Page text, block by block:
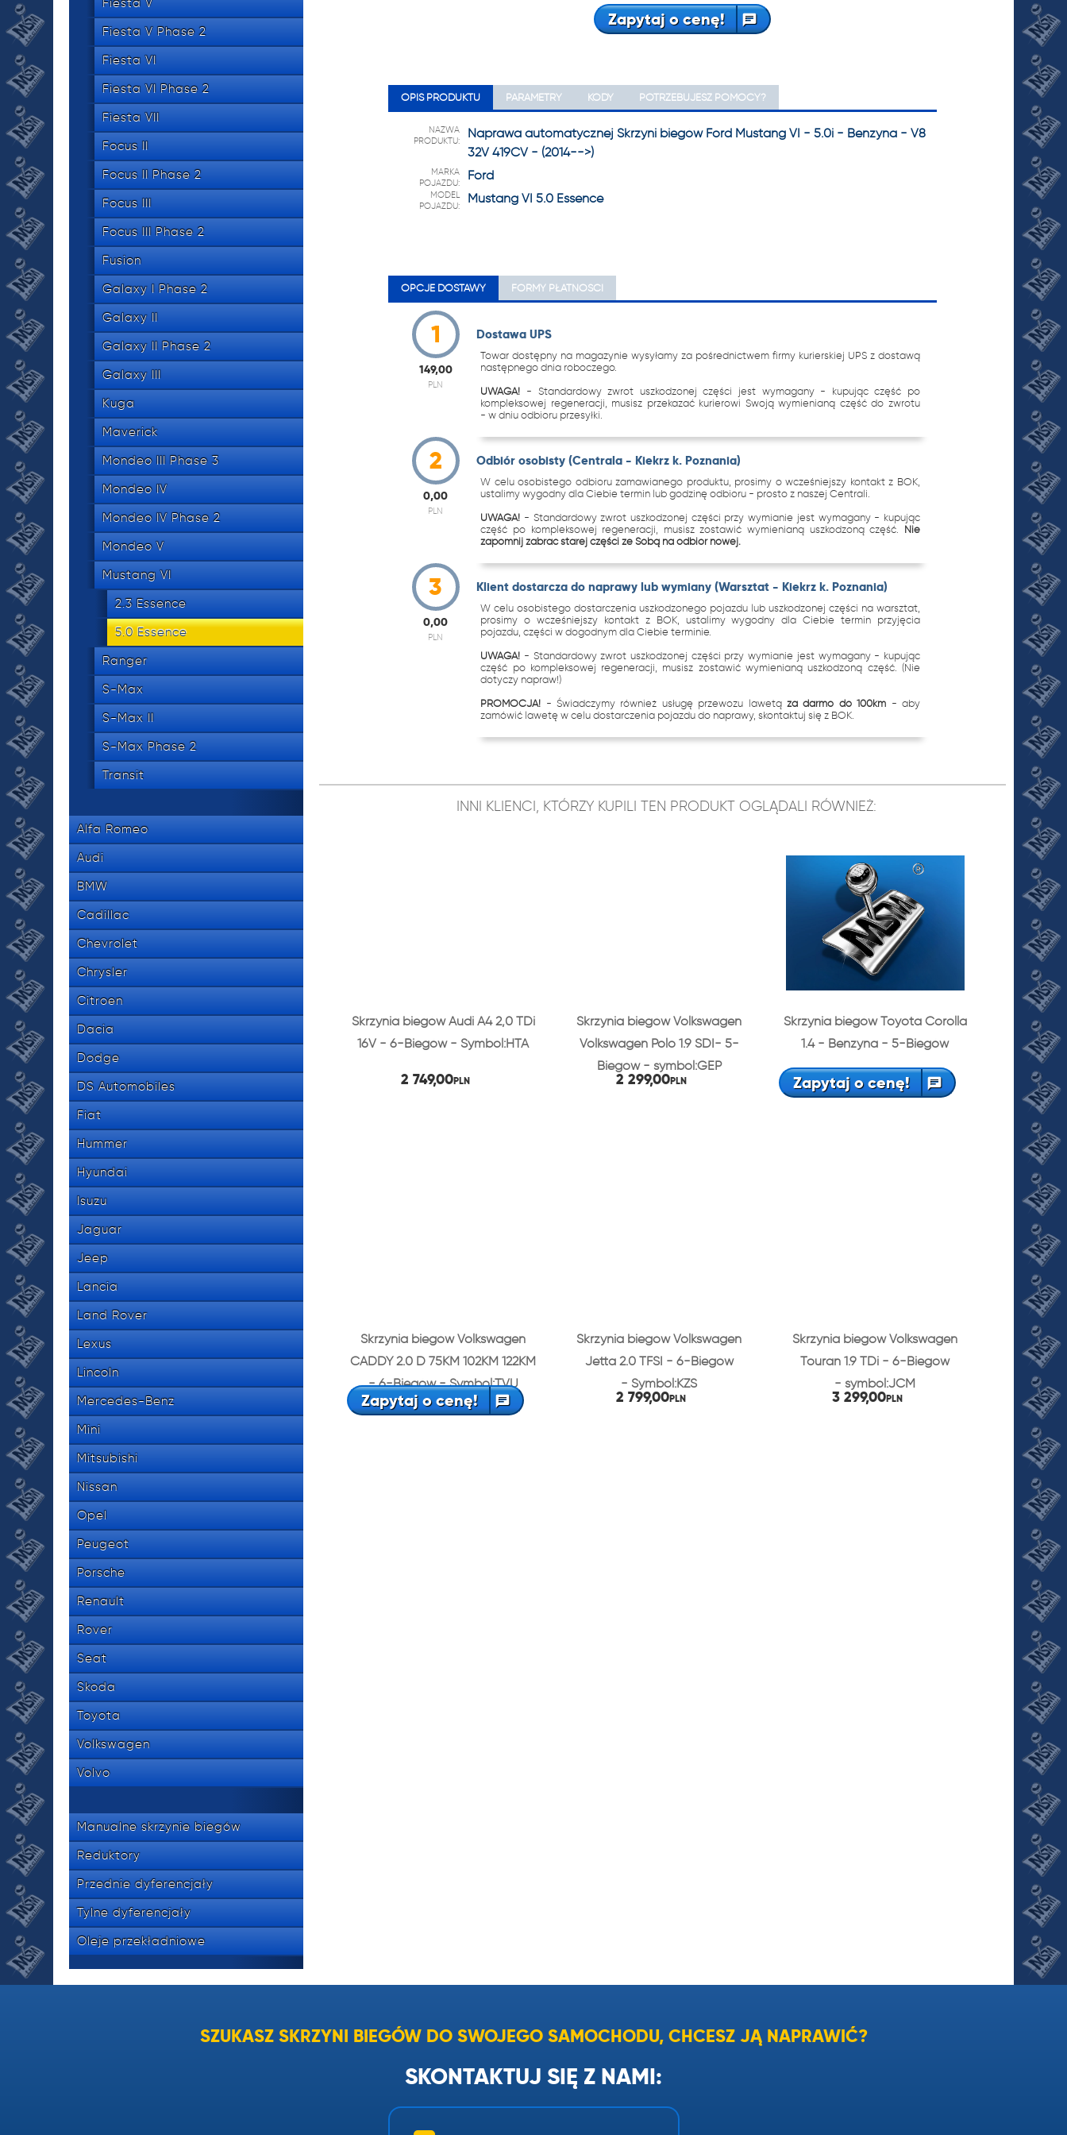
tel.
Fiesta V
Fiesta V Phase 2
Fiesta VI
Fiesta VI Phase 2
Fiesta VII
Focus II
Focus II Phase 2
Focus III
Focus III Phase 2
Fusion
Galaxy I Phase 2
Galaxy II
Galaxy II Phase 2
Galaxy III
Kuga
Maverick
Mondeo III Phase 3
Mondeo IV
Mondeo IV Phase 2
Mondeo V
Mustang VI
2.3 Essence
5.0 Essence
Ranger
S-Max
S-Max II
S-Max Phase 2
Transit
Alfa Romeo
Audi
BMW
Cadillac
Chevrolet
Chrysler
Citroen
Dacia
Dodge
DS Automobiles
Fiat
Hummer
Hyundai
Isuzu
Jaguar
Jeep
Lancia
Land Rover
Lexus
Lincoln
Mercedes-Benz
Mini
Mitsubishi
Nissan
Opel
Peugeot
Porsche
Renault
Rover
Seat
Skoda
Toyota
Volkswagen
Volvo
Manualne skrzynie biegów
Reduktory
Przednie dyferencjały
Tylne dyferencjały
Oleje przekładniowe
Zapytaj o cenę!
OPIS PRODUKTU PARAMETRY KODY POTRZEBUJESZ POMOCY?
NAZWA
PRODUKTU:
Naprawa automatycznej Skrzyni biegów Ford Mustang VI - 5.0i - Benzyna - V8
32V 419CV - (2014-->)
MARKA
POJAZDU:
Ford
MODEL
POJAZDU:
Mustang VI 5.0 Essence
OPCJE DOSTAWY FORMY PŁATNOŚCI
1
149,00
PLN
Dostawa UPS
Towar dostępny na magazynie wysyłamy za pośrednictwem firmy kurierskiej UPS z dostawą
następnego dnia roboczego.
UWAGA! - Standardowy zwrot uszkodzonej części jest wymagany - kupując część po
kompleksowej regeneracji, musisz przekazać kurierowi Swoją wymienianą część do zwrotu
- w dniu odbioru przesyłki.
2
0,00
PLN
Odbiór osobisty (Centrala - Kiekrz k. Poznania)
W celu osobistego odbioru zamawianego produktu, prosimy o wcześniejszy kontakt z BOK,
ustalimy wygodny dla Ciebie termin lub godzinę odbioru - prosto z naszej Centrali.
UWAGA! - Standardowy zwrot uszkodzonej części przy wymianie jest wymagany - kupując
część po kompleksowej regeneracji, musisz zostawić wymienianą uszkodzoną część. Nie
zapomnij zabrać starej części ze Sobą na odbiór nowej.
3
0,00
PLN
Klient dostarcza do naprawy lub wymiany (Warsztat - Kiekrz k. Poznania)
W celu osobistego dostarczenia uszkodzonego pojazdu lub uszkodzonej części na warsztat,
prosimy o wcześniejszy kontakt z BOK, ustalimy wygodny dla Ciebie termin przyjęcia
pojazdu, części w dogodnym dla Ciebie terminie.
UWAGA! - Standardowy zwrot uszkodzonej części przy wymianie jest wymagany - kupując
część po kompleksowej regeneracji, musisz zostawić wymienianą uszkodzoną część. (Nie
dotyczy napraw!)
PROMOCJA! - Świadczymy również usługę przewozu lawetą za darmo do 100km - aby
zamówić lawetę w celu dostarczenia pojazdu do naprawy, skontaktuj się z BOK.
INNI KLIENCI, KTÓRZY KUPILI TEN PRODUKT OGLĄDALI RÓWNIEŻ:
Skrzynia biegów Audi A4 2,0 TDi
16V - 6-Biegów - Symbol:HTA
2 749,00PLN
Skrzynia biegów Volkswagen
Volkswagen Polo 1.9 SDI- 5-
Biegów - symbol:GEP
2 299,00PLN
Skrzynia biegów Toyota Corolla
1.4 - Benzyna - 5-Biegów
Zapytaj o cenę!
Skrzynia biegów Volkswagen
CADDY 2.0 D 75KM 102KM 122KM
- 6-Biegów - Symbol:TVU
Zapytaj o cenę!
Skrzynia biegów Volkswagen
Jetta 2.0 TFSI - 6-Biegów
- Symbol:KZS
2 799,00PLN
Skrzynia biegów Volkswagen
Touran 1.9 TDi - 6-Biegów
- symbol:JCM
3 299,00PLN
SZUKASZ SKRZYNI BIEGÓW DO SWOJEGO SAMOCHODU, CHCESZ JĄ NAPRAWIĆ?
SKONTAKTUJ SIĘ Z NAMI: